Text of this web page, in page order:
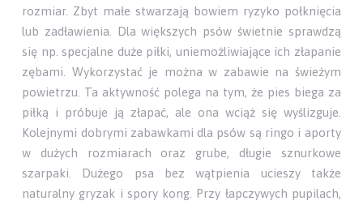
rozmiar. Zbyt małe stwarzają bowiem ryzyko połknięcia
lub zadławienia. Dla większych psów świetnie sprawdzą
się np. specjalne duże piłki, uniemożliwiające ich złapanie
zębami. Wykorzystać je można w zabawie na świeżym
powietrzu. Ta aktywność polega na tym, że pies biega za
piłką i próbuje ją złapać, ale ona wciąż się wyślizguje.
Kolejnymi dobrymi zabawkami dla psów są ringo i aporty
w dużych rozmiarach oraz grube, długie sznurkowe
szarpaki. Dużego psa bez wątpienia ucieszy także
naturalny gryzak i spory kong. Przy łapczywych pupilach,